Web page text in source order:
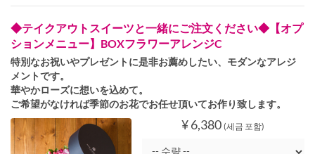
◆テイクアウトスイーツと一緒にご注文ください◆【オプ
ションメニュー】BOXフラワーアレンジC
特別なお祝いやプレゼントに是非お薦めしたい、モダンなアレジ
メントです。
華やかローズに想いを込めて。
ご希望がなければ季節のお花でお任せ頂いてお作り致します。
¥ 6,380 (세금 포함)